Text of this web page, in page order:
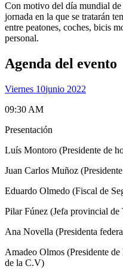
Con motivo del día mundial de
jornada en la que se tratarán
entre peatones, coches, bicis
personal.
Agenda del evento
Viernes 10Junio 2022
09:30 AM
Presentación
Luís Montoro (Presidente de
Juan Carlos Muñoz
Eduardo Olmedo (Fiscal de
Pilar Fúnez (Jefa provincial de
Ana Novella (Presidenta
Amadeo Olmos (Presidente
de la C.V)